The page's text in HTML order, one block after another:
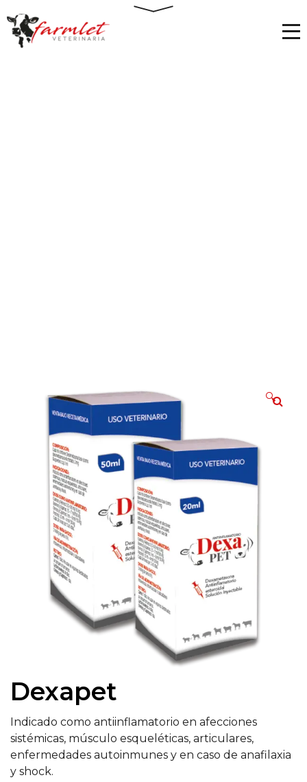
🔍
Dexapet
Indicado como antiinflamatorio en afecciones
sistémicas, músculo esqueléticas, articulares,
enfermedades autoinmunes y en caso de anafilaxia
y shock.